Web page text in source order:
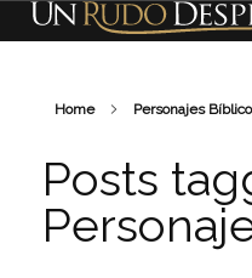
Home Personajes
Posts